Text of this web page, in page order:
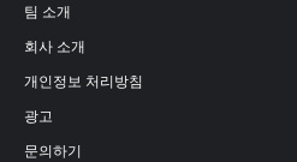
팀 소개
회사 소개
개인정보 처리방침
광고
문의하기